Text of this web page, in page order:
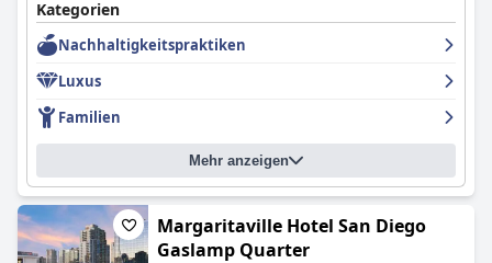
Das Personal ist unglaublich freundlich und zuvorkommend
und bietet in allen Bereichen einen hervorragenden Service. Der
Außenpool ist für viele ein Highlight mit Whirlpools und
gemischte Kritiken erhielt, macht es die Nähe des Hotels zum
Stadtzentrum und zu den wichtigsten Sehenswürdigkeiten
einfach, eine Vielzahl von Essensmöglichkeiten zu finden. Einige
Gäste bemängeln die Sauberkeit, aber insgesamt ist das Hotel
gut gepflegt und komfortabel. Die Parkgebühren werden zwar
als hoch empfunden, sind aber für die Gegend angemessen.
Insgesamt hält dasManchester Grand Hyatt San Diegosein
Versprechen, seinen Gästen einen luxuriösen und angenehmen
Aufenthalt zu bieten.
Kategorien
Nachhaltigkeitspraktiken
Luxus
Familien
Mehr anzeigen
Margaritaville Hotel San Diego
Gaslamp Quarter